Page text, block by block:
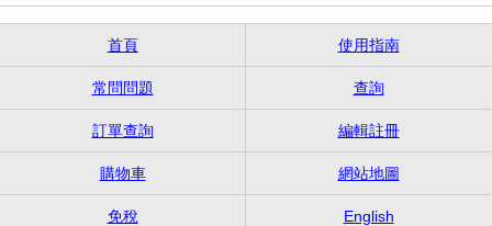
首頁 使用指南
常問問題 查詢
訂單查詢 編輯註冊
購物車 網站地圖
免稅 English